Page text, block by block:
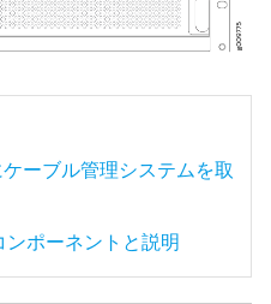
ーブル管理システムを取
ンポーネントと説明